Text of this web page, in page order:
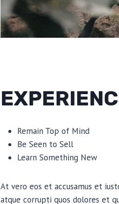
Remain Top of Mind
Be Seen to Sell
Learn Something New
At vero eos et accusamus et
atque corrupti quos dolores et